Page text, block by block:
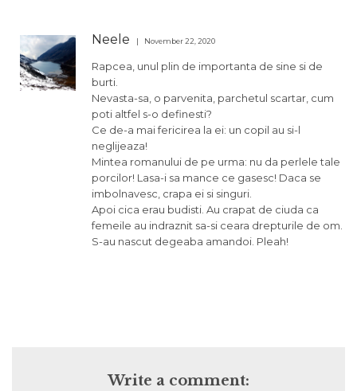
Neele November 22, 2020
Rapcea, unul plin de importanta de sine si de
burti.
Nevasta-sa, o parvenita, parchetul scartar, cum
poti altfel s-o definesti?
Ce de-a mai fericirea la ei: un copil au si-l
neglijeaza!
Mintea romanului de pe urma: nu da perlele tale
porcilor! Lasa-i sa mance ce gasesc! Daca se
imbolnavesc, crapa ei si singuri.
Apoi cica erau budisti. Au crapat de ciuda ca
femeile au indraznit sa-si ceara drepturile de om.
S-au nascut degeaba amandoi. Pleah!
Write a comment: